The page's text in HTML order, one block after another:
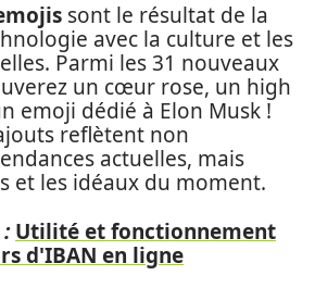
sont le résultat de la
avec la culture et les
Parmi les 31 nouveaux
un cœur rose, un high
emoji dédié à Elon Musk !
reflètent non
actuelles, mais
et les idéaux du moment.
Utilité et fonctionnement
d'IBAN en ligne